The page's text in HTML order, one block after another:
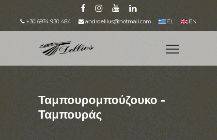
+30 6974 930 484 andrdellius@hotmail.com EL EN
Ταμπουρομπούζουκο -
Ταμπουράς